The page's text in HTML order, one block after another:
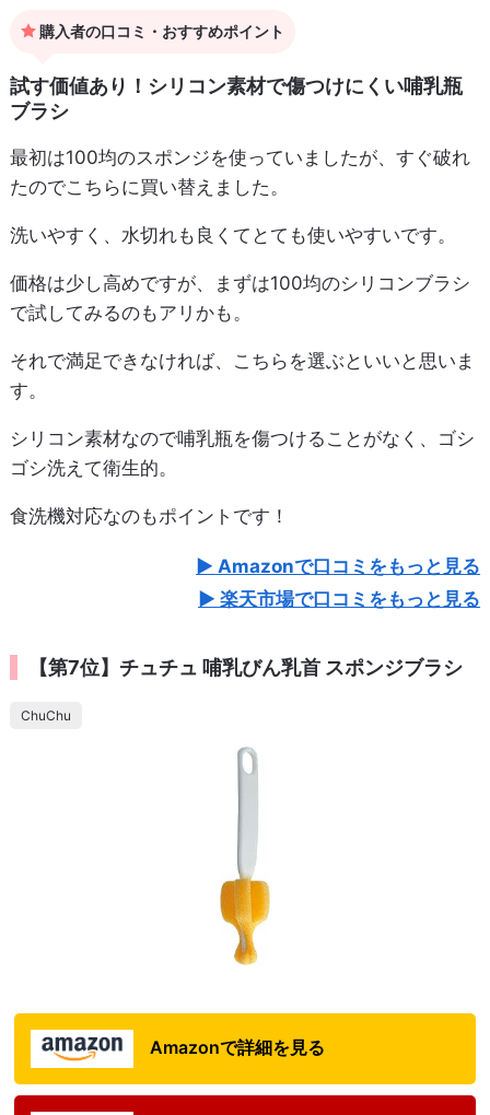
購入者の口コミ・おすすめポイント
試す価値あり！シリコン素材で傷つけにくい哺乳瓶
ブラシ
最初は100均のスポンジを使っていましたが、すぐ破れ
たのでこちらに買い替えました。
洗いやすく、水切れも良くてとても使いやすいです。
価格は少し高めですが、まずは100均のシリコンブラシ
で試してみるのもアリかも。
それで満足できなければ、こちらを選ぶといいと思いま
す。
シリコン素材なので哺乳瓶を傷つけることがなく、ゴシ
ゴシ洗えて衛生的。
食洗機対応なのもポイントです！
Amazonで口コミをもっと見る
楽天市場で口コミをもっと見る
【第7位】チュチュ 哺乳びん乳首 スポンジブラシ
ChuChu
Amazonで詳細を見る